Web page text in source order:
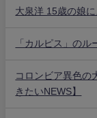
大泉洋 15歳の娘
「カルピス」のル
コロンビア異色の
きたいNEWS】